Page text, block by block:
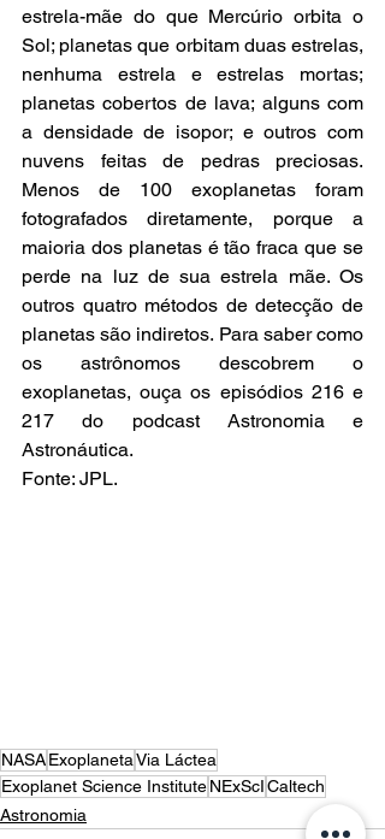
estrela-mãe do que Mercúrio orbita o
Sol; planetas que orbitam duas estrelas,
nenhuma estrela e estrelas mortas;
planetas cobertos de lava; alguns com
a densidade de isopor; e outros com
nuvens feitas de pedras preciosas.
Menos de 100 exoplanetas foram
fotografados diretamente, porque a
maioria dos planetas é tão fraca que se
perde na luz de sua estrela mãe. Os
outros quatro métodos de detecção de
planetas são indiretos. Para saber como
os astrônomos descobrem o
exoplanetas, ouça os episódios 216 e
217 do podcast Astronomia e
Astronáutica.
Fonte: JPL.
NASAExoplanetaVia Láctea
Exoplanet Science InstituteNExScICaltech
Astronomia